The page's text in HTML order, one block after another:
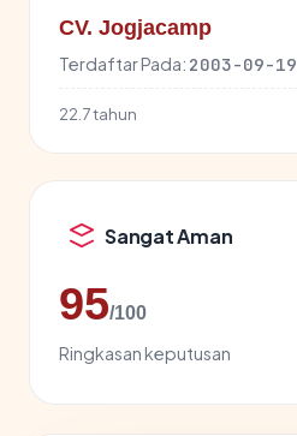
CV. Jogjacamp
Terdaftar Pada: 2003-09-19
22.7 tahun
Sangat Aman
95/100
Ringkasan keputusan